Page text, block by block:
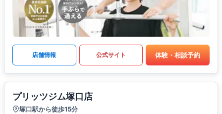
店舗情報 公式サイト 体験・相談予約
プリッツジム塚口店
塚口駅から徒歩15分